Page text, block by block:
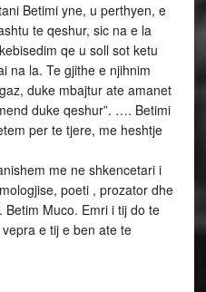
Betimi yne, u perthyen, e
te qeshur, sic na e la
qe u soll sot ketu
na la. Te gjithe e njihnim
duke mbajtur ate amanet
duke qeshur”. …. Betimi
per te tjere, me heshtje
me ne shkencetari i
poeti , prozator dhe
Muco. Emri i tij do te
e tij e ben ate te